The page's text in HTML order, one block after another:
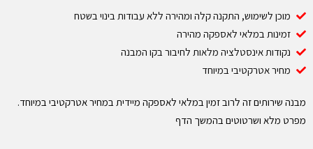
מוכן לשימוש, התקנה קלה ומהירה ללא עבודות בינוי בשטח
זמינות במלאי לאספקה מהירה
נקודות אינסטלציה מלאות לחיבור בקו המבנה
מחיר אטרקטיבי במיוחד
מבנה שירותים זה לרוב זמין במלאי לאספקה מיידית במחיר אטרקטיבי במיוחד.
מפרט מלא ושרטוטים בהמשך הדף